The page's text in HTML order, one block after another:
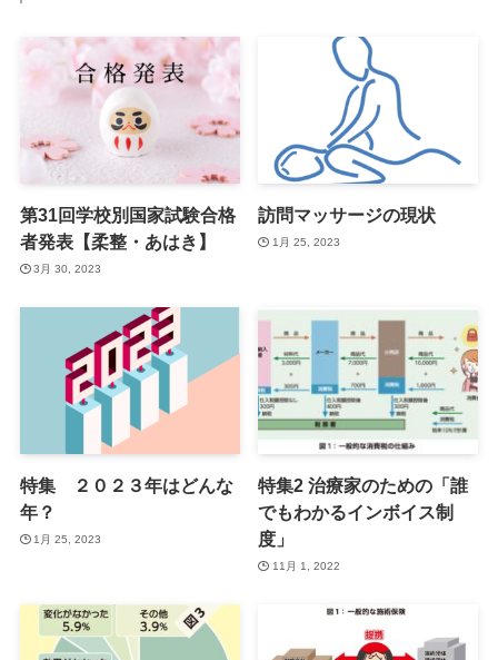
第31回学校別国家試験合格
者発表【柔整・あはき】
3月 30, 2023
訪問マッサージの現状
1月 25, 2023
特集 ２０２３年はどんな
年？
1月 25, 2023
特集2 治療家のための「誰
でもわかるインボイス制
度」
11月 1, 2022